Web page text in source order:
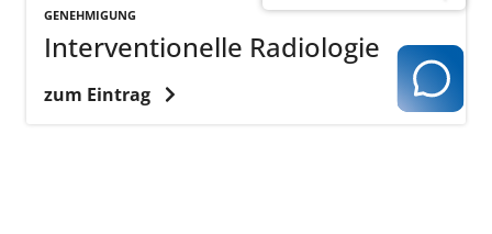
GENEHMIGUNG
Interventionelle Radiologie
zum Eintrag